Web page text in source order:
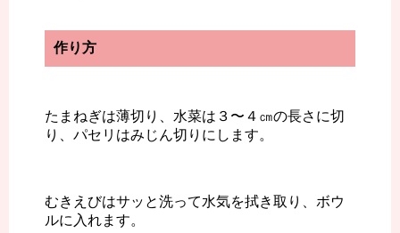
作り方
たまねぎは薄切り、水菜は３〜４㎝の長さに切
り、パセリはみじん切りにします。
むきえびはサッと洗って水気を拭き取り、ボウ
ルに入れます。